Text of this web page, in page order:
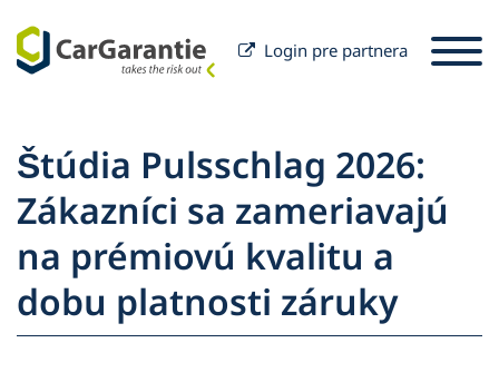
Login pre partnera
Partner
Majiteľ vozidla
Servis a podpora
Partner
Majiteľ vozidla
Firma
Štúdia Pulsschlag 2026:
Zákazníci sa zameriavajú
na prémiovú kvalitu a
dobu platnosti záruky